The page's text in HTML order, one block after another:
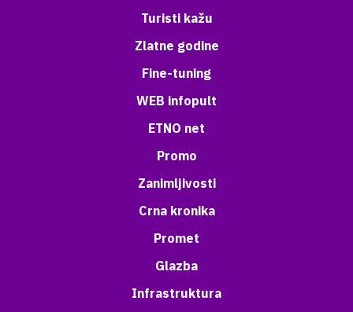
Turisti kažu
Zlatne godine
Fine-tuning
WEB infopult
ETNO net
Promo
Zanimljivosti
Crna kronika
Promet
Glazba
Infrastruktura